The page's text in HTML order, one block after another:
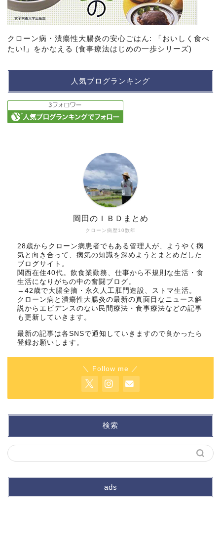
クローン病・潰瘍性大腸炎の安心ごはん: 「おいしく食べ
たい!」をかなえる (食事療法はじめの一歩シリーズ)
人気ブログランキング
クローン病歴10数年
岡田のＩＢＤまとめ
28歳からクローン病患者でもある管理人が、ようやく病
気と向き合って、病気の知識を深めようとまとめだした
ブログサイト。
関西在住40代。飲食業勤務、仕事から不規則な生活・食
生活になりがちの中の奮闘ブログ。
→42歳で大腸全摘・永久人工肛門造設、ストマ生活。
クローン病と潰瘍性大腸炎の最新の真面目なニュース解
説からエビデンスのない民間療法・食事療法などの記事
も更新していきます。
最新の記事は各SNSで通知していきますので良かったら
登録お願いします。
＼ Follow me ／
検索
ads